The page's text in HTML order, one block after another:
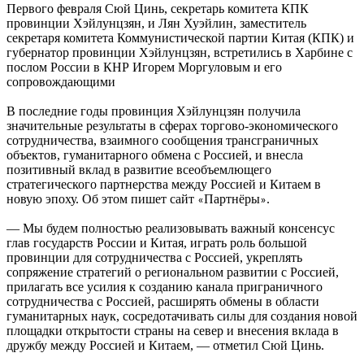
Первого февраля Сюй Цинь, секретарь комитета КПК
провинции Хэйлунцзян, и Лян Хуэйлин, заместитель
секретаря комитета Коммунистической партии Китая (КПК) и
губернатор провинции Хэйлунцзян, встретились в Харбине с
послом России в КНР Игорем Моргуловым и его
сопровождающими
В последние годы провинция Хэйлунцзян получила
значительные результаты в сферах торгово-экономического
сотрудничества, взаимного сообщения трансграничных
объектов, гуманитарного обмена с Россией, и внесла
позитивный вклад в развитие всеобъемлющего
стратегического партнерства между Россией и Китаем в
новую эпоху. Об этом пишет сайт «Партнёры».
— Мы будем полностью реализовывать важный консенсус
глав государств России и Китая, играть роль большой
провинции для сотрудничества с Россией, укреплять
сопряжение стратегий о региональном развитии с Россией,
прилагать все усилия к созданию канала приграничного
сотрудничества с Россией, расширять обмены в области
гуманитарных наук, сосредотачивать силы для создания новой
площадки открытости страны на север и внесения вклада в
дружбу между Россией и Китаем, — отметил Сюй Цинь.